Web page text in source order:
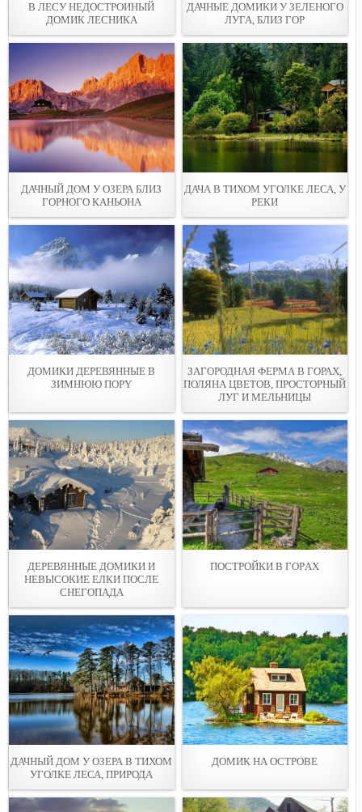
В ЛЕСУ НЕДОСТРОИНЫЙ
ДОМИК ЛЕСНИКA
ДАЧНЫЕ ДОМИКИ У ЗЕЛЕНОГО
ЛУГА, БЛИЗ ГОР
ДАЧНЫЙ ДОМ У ОЗЕРА БЛИЗ
ГОРНОГО КАНЬОНА
ДАЧА В ТИХОМ УГОЛКЕ ЛЕСА, У
РЕКИ
ДОМИКИ ДЕРЕВЯННЫЕ В
ЗИМНЮЮ ПОРY
ЗАГОРОДНАЯ ФЕРМА В ГОРАХ,
ПОЛЯНА ЦВЕТОВ, ПРОСТОРНЫЙ
ЛУГ И МЕЛЬНИЦЫ
ДЕРЕВЯННЫЕ ДОМИКИ И
НЕВЫСОКИЕ ЕЛКИ ПОСЛЕ
СНЕГОПAДА
ПОСТРОЙКИ В ГОPАХ
ДАЧНЫЙ ДОМ У ОЗЕРА В ТИХОМ
УГОЛКЕ ЛЕСА, ПРИРОДА
ДОМИК НА ОСТРОВЕ